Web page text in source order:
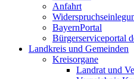
Anfahrt
BayernPortal
Bürgerserviceportal
Landkreis und Gemeinden
Kreisorgane
Landrat und